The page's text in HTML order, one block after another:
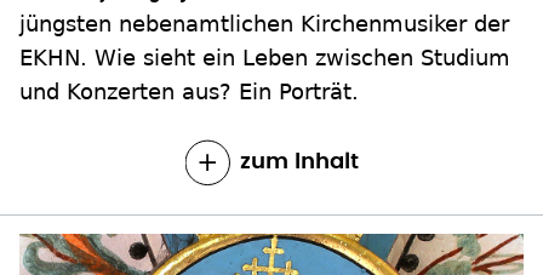
jüngsten nebenamtlichen Kirchenmusiker der
EKHN. Wie sieht ein Leben zwischen Studium
und Konzerten aus? Ein Porträt.
zum Inhalt